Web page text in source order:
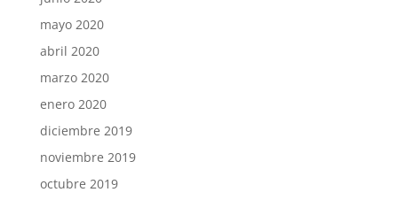
mayo 2020
abril 2020
marzo 2020
enero 2020
diciembre 2019
noviembre 2019
octubre 2019